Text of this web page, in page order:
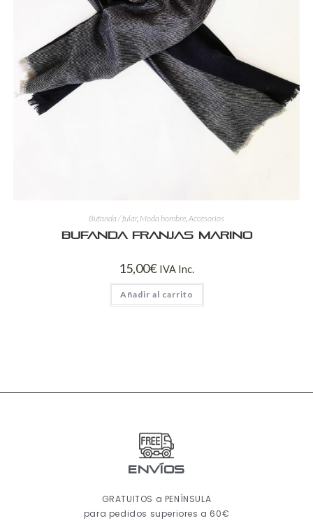
Bufanda / fular, Moda hombre,Accesorios
Bufanda franjas marino
15,00€ IVA Inc.
Añadir al carrito
ENVÍOS
GRATUITOS a PENÍNSULA
para pedidos superiores a 60€